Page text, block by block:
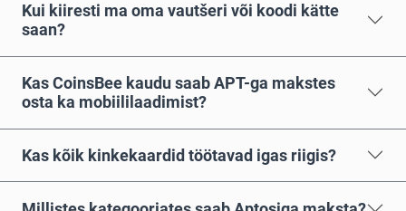
Kui kiiresti ma oma vautšeri või koodi kätte
saan?
Kas CoinsBee kaudu saab APT-ga makstes
osta ka mobiililaadimist?
Kas kõik kinkekaardid töötavad igas riigis?